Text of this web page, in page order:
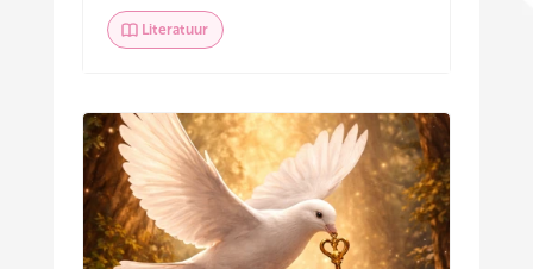
Literatuur